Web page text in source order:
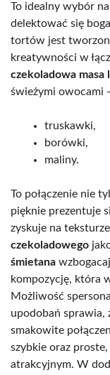
To idealny wybór
delektować się
tortów jest
kreatywności w
czekoladowa masa
świeżymi owocami
truskawki,
borówki,
maliny.
To połączenie nie
pięknie prezentuje
zyskuje na
czekoladowego
śmietana
kompozycję, która
Możliwość
upodobań sprawia,
smakowite
szybkie oraz
atrakcyjnym. W